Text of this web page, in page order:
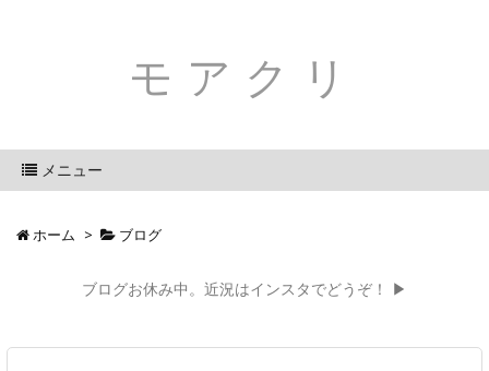
モアクリ
メニュー
ホーム > ブログ
ブログお休み中。近況はインスタでどうぞ！ ▶